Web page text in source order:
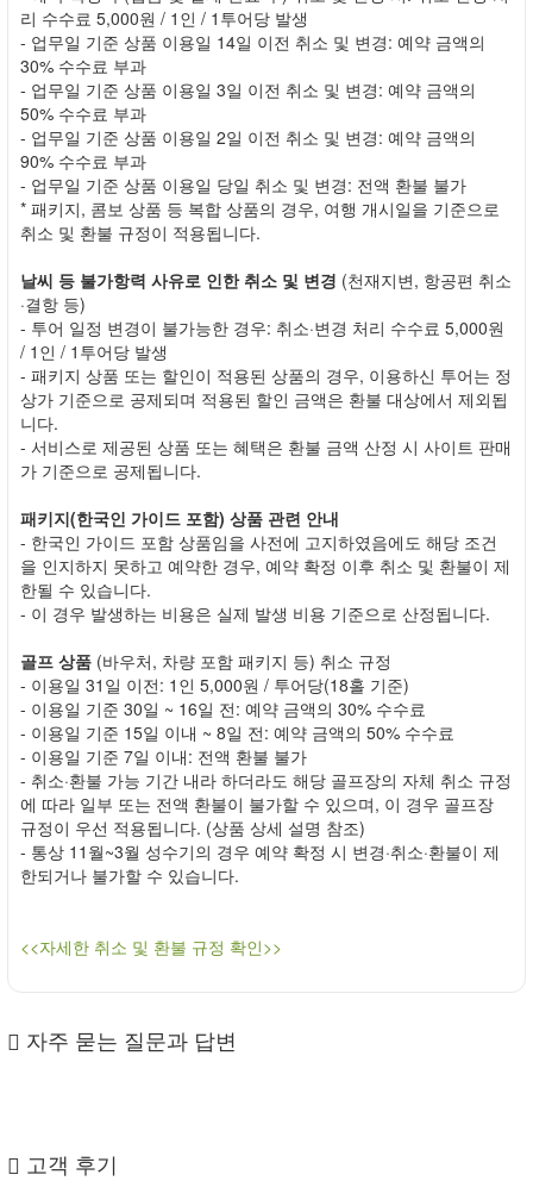
리 수수료 5,000원 / 1인 / 1투어당 발생
- 업무일 기준 상품 이용일 14일 이전 취소 및 변경: 예약 금액의
30% 수수료 부과
- 업무일 기준 상품 이용일 3일 이전 취소 및 변경: 예약 금액의
50% 수수료 부과
- 업무일 기준 상품 이용일 2일 이전 취소 및 변경: 예약 금액의
90% 수수료 부과
- 업무일 기준 상품 이용일 당일 취소 및 변경: 전액 환불 불가
* 패키지, 콤보 상품 등 복합 상품의 경우, 여행 개시일을 기준으로
취소 및 환불 규정이 적용됩니다.
날씨 등 불가항력 사유로 인한 취소 및 변경 (천재지변, 항공편 취소
·결항 등)
- 투어 일정 변경이 불가능한 경우: 취소·변경 처리 수수료 5,000원
/ 1인 / 1투어당 발생
- 패키지 상품 또는 할인이 적용된 상품의 경우, 이용하신 투어는 정
상가 기준으로 공제되며 적용된 할인 금액은 환불 대상에서 제외됩
니다.
- 서비스로 제공된 상품 또는 혜택은 환불 금액 산정 시 사이트 판매
가 기준으로 공제됩니다.
패키지(한국인 가이드 포함) 상품 관련 안내
- 한국인 가이드 포함 상품임을 사전에 고지하였음에도 해당 조건
을 인지하지 못하고 예약한 경우, 예약 확정 이후 취소 및 환불이 제
한될 수 있습니다.
- 이 경우 발생하는 비용은 실제 발생 비용 기준으로 산정됩니다.
골프 상품 (바우처, 차량 포함 패키지 등) 취소 규정
- 이용일 31일 이전: 1인 5,000원 / 투어당(18홀 기준)
- 이용일 기준 30일 ~ 16일 전: 예약 금액의 30% 수수료
- 이용일 기준 15일 이내 ~ 8일 전: 예약 금액의 50% 수수료
- 이용일 기준 7일 이내: 전액 환불 불가
- 취소·환불 가능 기간 내라 하더라도 해당 골프장의 자체 취소 규정
에 따라 일부 또는 전액 환불이 불가할 수 있으며, 이 경우 골프장
규정이 우선 적용됩니다. (상품 상세 설명 참조)
- 통상 11월~3월 성수기의 경우 예약 확정 시 변경·취소·환불이 제
한되거나 불가할 수 있습니다.
<<자세한 취소 및 환불 규정 확인>>
자주 묻는 질문과 답변
고객 후기